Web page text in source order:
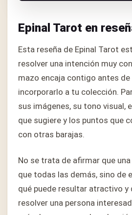
Epinal Tarot en
Esta reseña de Epinal Tarot
resolver una intención muy
mazo encaja contigo antes
incorporarlo a tu colección.
sus imágenes, su tono visual,
que sugiere y los puntos que
con otras barajas.
No se trata de afirmar que
que todas las demás, sino de
qué puede resultar atractivo y
resolver una persona